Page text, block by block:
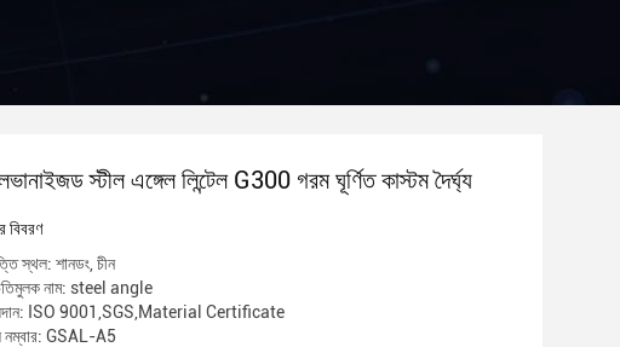
স্টীল এঙ্গেল লিন্টেল G300 গরম ঘূর্ণিত কাস্টম দৈর্ঘ্য
বিবরণ
স্থল: শানডং, চীন
নাম: steel angle
ISO 9001,SGS,Material Certificate
নম্বার: GSAL-A5